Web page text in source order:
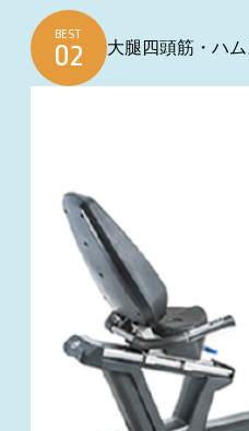
BEST
大腿四頭筋・ハ